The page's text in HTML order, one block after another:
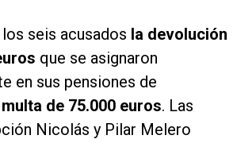
seis acusados la devolución
que se asignaron
en sus pensiones de
multa de 75.000 euros. Las
Nicolás y Pilar Melero